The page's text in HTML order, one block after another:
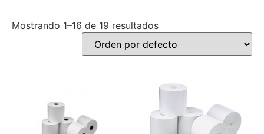
Mostrando 1–16 de 19 resultados